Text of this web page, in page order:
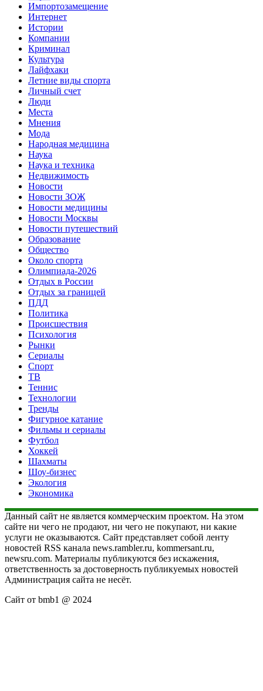
Импортозамещение
Интернет
Истории
Компании
Криминал
Культура
Лайфхаки
Летние виды спорта
Личный счет
Люди
Места
Мнения
Мода
Народная медицина
Наука
Наука и техника
Недвижимость
Новости
Новости ЗОЖ
Новости медицины
Новости Москвы
Новости путешествий
Образование
Общество
Около спорта
Олимпиада-2026
Отдых в России
Отдых за границей
ПДД
Политика
Происшествия
Психология
Рынки
Сериалы
Спорт
ТВ
Теннис
Технологии
Тренды
Фигурное катание
Фильмы и сериалы
Футбол
Хоккей
Шахматы
Шоу-бизнес
Экология
Экономика
Данный сайт не является коммерческим проектом. На этом
сайте ни чего не продают, ни чего не покупают, ни какие
услуги не оказываются. Сайт представляет собой ленту
новостей RSS канала news.rambler.ru, kommersant.ru,
newsru.com. Материалы публикуются без искажения,
ответственность за достоверность публикуемых новостей
Администрация сайта не несёт.
Сайт от bmb1 @ 2024